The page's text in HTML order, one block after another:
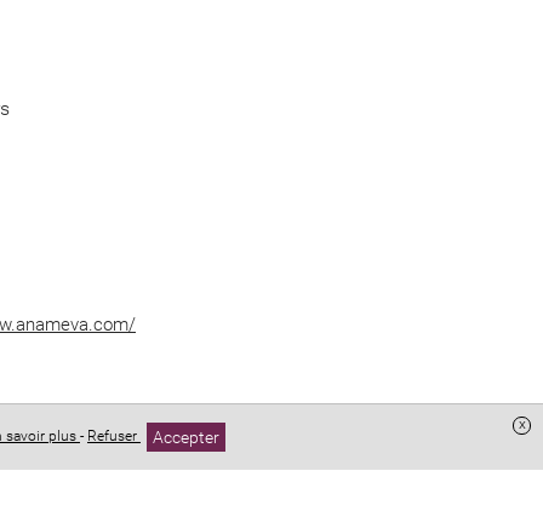
savoir plus - Refuser Accepter
x